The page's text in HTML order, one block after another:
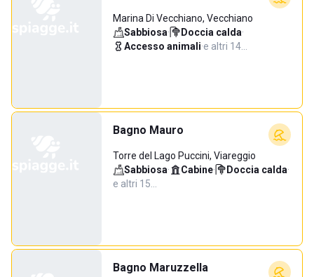
Marina Di Vecchiano, Vecchiano
Sabbiosa· Doccia calda·
Accesso animali·e altri 14…
Bagno Mauro
Torre del Lago Puccini, Viareggio
Sabbiosa· Cabine· Doccia calda·
e altri 15…
Bagno Maruzzella